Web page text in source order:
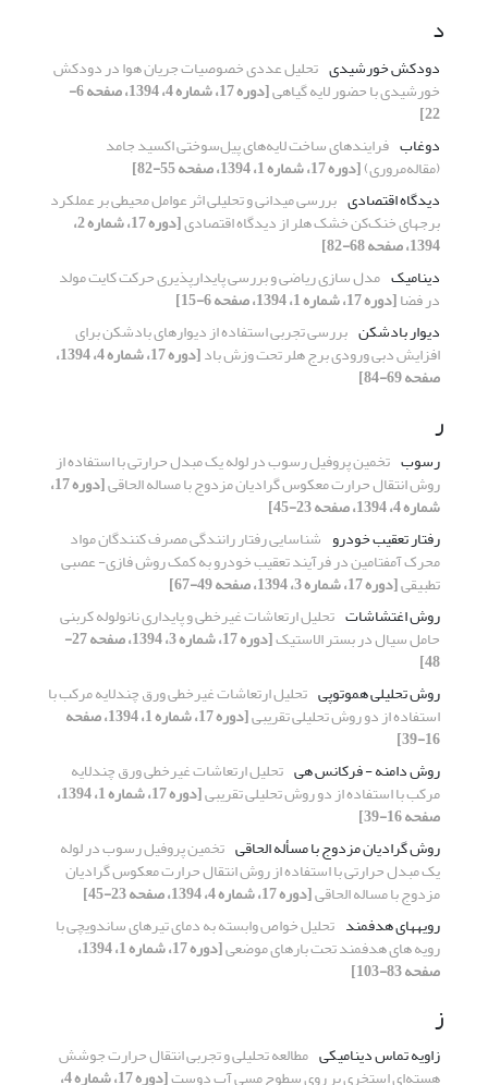
د
دودکش خورشیدی تحلیل عددی خصوصیات جریان هوا در دودکش
خورشیدی با حضور لایه گیاهی [دوره 17، شماره 4، 1394، صفحه 6-
22]
دوغاب فرایندهای ساخت لایه‌های پیل‌سوختی ‌اکسید‌ جامد
(مقاله‌مروری)[دوره 17، شماره 1، 1394، صفحه 55-82]
دیدگاه اقتصادی بررسی میدانی و تحلیلی اثر عوامل محیطی بر عملکرد
برجهای خنک‌کن خشک هلر از دیدگاه اقتصادی [دوره 17، شماره 2،
1394، صفحه 68-82]
دینامیک مدل سازی ریاضی و بررسی پایدارپذیری حرکت کایت مولد
در فضا[دوره 17، شماره 1، 1394، صفحه 6-15]
دیوار بادشکن بررسی تجربی استفاده از دیوارهای بادشکن برای
افزایش دبی ورودی برج هلر تحت وزش باد [دوره 17، شماره 4، 1394،
صفحه 69-84]
ر
رسوب تخمین پروفیل رسوب در لوله یک مبدل حرارتی با استفاده از
روش انتقال حرارت معکوس گرادیان مزدوج با مساله الحاقی [دوره 17،
شماره 4، 1394، صفحه 23-45]
رفتار تعقیب خودرو شناسایی رفتار رانندگی مصرف کنندگان مواد
محرک آمفتامین در فرآیند تعقیب خودرو به کمک روش فازی- عصبی
تطبیقی[دوره 17، شماره 3، 1394، صفحه 49-67]
روش اغتشاشات تحلیل ارتعاشات غیرخطی و پایداری نانولوله کربنی
حامل سیال در بستر الاستیک [دوره 17، شماره 3، 1394، صفحه 27-
48]
روش تحلیلی هموتوپی تحلیل ارتعاشات غیرخطی ورق چندلایه مرکب با
استفاده از دو روش تحلیلی تقریبی [دوره 17، شماره 1، 1394، صفحه
16-39]
روش دامنه - فرکانس هی تحلیل ارتعاشات غیرخطی ورق چندلایه
مرکب با استفاده از دو روش تحلیلی تقریبی [دوره 17، شماره 1، 1394،
صفحه 16-39]
روش گرادیان مزدوج با مسأله الحاقی تخمین پروفیل رسوب در لوله
یک مبدل حرارتی با استفاده از روش انتقال حرارت معکوس گرادیان
مزدوج با مساله الحاقی[دوره 17، شماره 4، 1394، صفحه 23-45]
رویه‏های هدفمند تحلیل خواص وابسته به دمای تیرهای ساندویچی با
رویه های هدفمند تحت بارهای موضعی [دوره 17، شماره 1، 1394،
صفحه 83-103]
ز
زاویه تماس دینامیکی مطالعه تحلیلی و تجربی انتقال حرارت جوشش
هسته‌ای استخری بر روی سطوح مسی آب دوست [دوره 17، شماره 4،